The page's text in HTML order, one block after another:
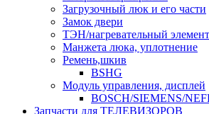
Загрузочный люк и его части
Замок двери
ТЭН/нагревательный элемент
Манжета люка, уплотнение
Ремень,шкив
BSHG
Модуль управления, дисплей
BOSCH/SIEMENS/
Запчасти для ТЕЛЕВИЗОРОВ